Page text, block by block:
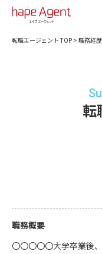
転職エージェント TOP > 職務経
転
職務概要
〇〇〇〇〇大学卒業後